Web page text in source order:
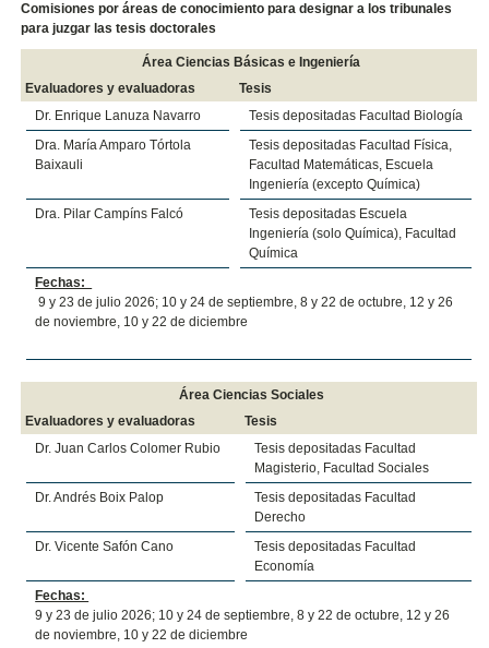
Comisiones por áreas de conocimiento para designar a los tribunales
para juzgar las tesis doctorales
Área Ciencias Básicas e Ingeniería
Evaluadores y evaluadoras
Tesis
Dr. Enrique Lanuza Navarro
Tesis depositadas Facultad Biología
Dra. María Amparo Tórtola
Baixauli
Tesis depositadas Facultad Física,
Facultad Matemáticas, Escuela
Ingeniería (excepto Química)
Dra. Pilar Campíns Falcó
Tesis depositadas Escuela
Ingeniería (solo Química), Facultad
Química
Fechas:
9 y 23 de julio 2026; 10 y 24 de septiembre, 8 y 22 de octubre, 12 y 26
de noviembre, 10 y 22 de diciembre
Área Ciencias Sociales
Evaluadores y evaluadoras
Tesis
Dr. Juan Carlos Colomer Rubio
Tesis depositadas Facultad
Magisterio, Facultad Sociales
Dr. Andrés Boix Palop
Tesis depositadas Facultad
Derecho
Dr. Vicente Safón Cano
Tesis depositadas Facultad
Economía
Fechas:
9 y 23 de julio 2026; 10 y 24 de septiembre, 8 y 22 de octubre, 12 y 26
de noviembre, 10 y 22 de diciembre